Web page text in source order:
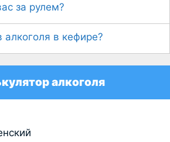
за рулем?
алкоголя в кефире?
алкоголя